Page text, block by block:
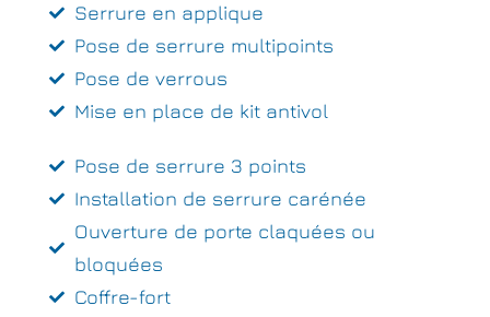
Serrure en applique
Pose de serrure multipoints
Pose de verrous
Mise en place de kit antivol
Pose de serrure 3 points
Installation de serrure carénée
Ouverture de porte claquées ou
bloquées
Coffre-fort